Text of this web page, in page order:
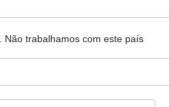
Não trabalhamos com este país